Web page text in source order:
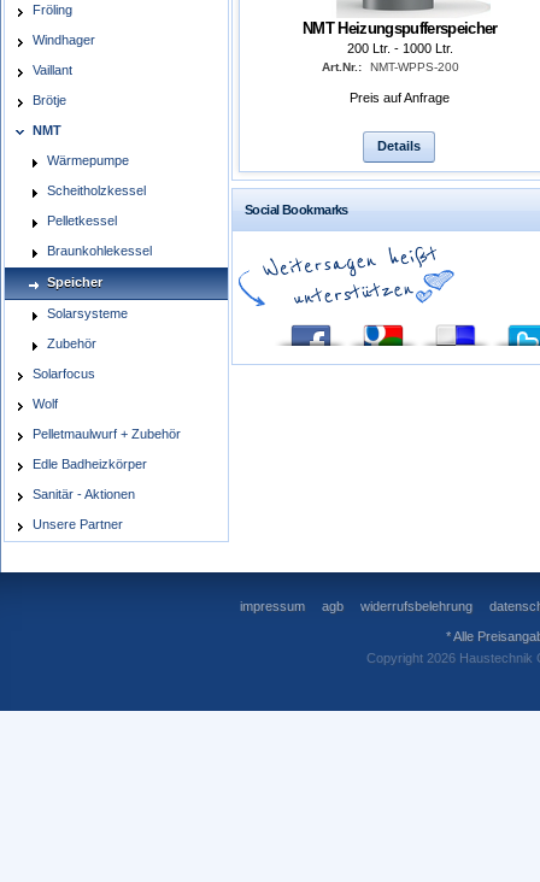
Fröling
Windhager
Vaillant
Brötje
NMT
Wärmepumpe
Scheitholzkessel
Pelletkessel
Braunkohlekessel
Speicher
Solarsysteme
Zubehör
Solarfocus
Wolf
Pelletmaulwurf + Zubehör
Edle Badheizkörper
Sanitär - Aktionen
Unsere Partner
NMT Heizungspufferspeicher
200 Ltr. - 1000 Ltr.
Art.Nr.: NMT-WPPS-200
Preis auf Anfrage
Details
Social Bookmarks
impressum agb widerrufsbelehrung
* Alle
Copyright 2026 Haustechnik